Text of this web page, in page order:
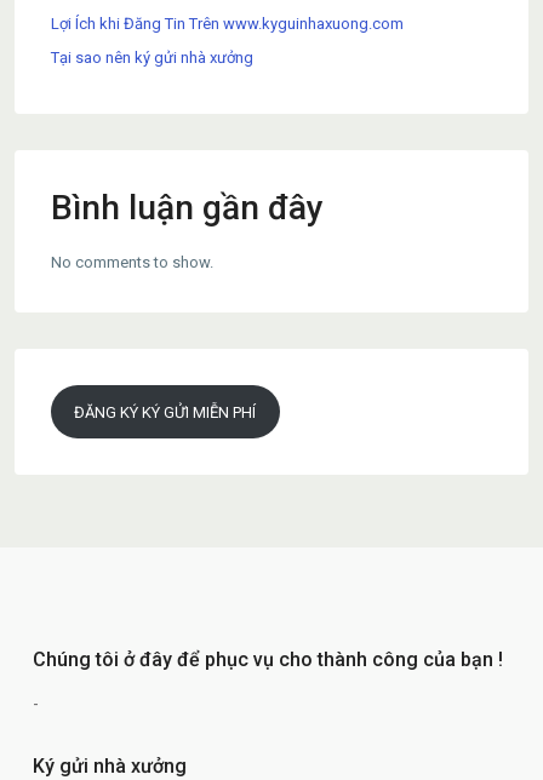
Lợi Ích khi Đăng Tin Trên www.kyguinhaxuong.com
Tại sao nên ký gửi nhà xưởng
Bình luận gần đây
No comments to show.
ĐĂNG KÝ KÝ GỬI MIỄN PHÍ
Chúng tôi ở đây để phục vụ cho thành công của bạn !
-
Ký gửi nhà xưởng